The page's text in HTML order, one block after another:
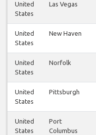
United
States
Las Vegas
United
States
New Haven
United
States
Norfolk
United
States
Pittsburgh
United
States
Port
Columbus